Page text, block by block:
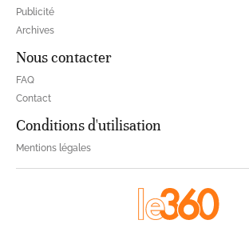
Publicité
Archives
Nous contacter
FAQ
Contact
Conditions d'utilisation
Mentions légales